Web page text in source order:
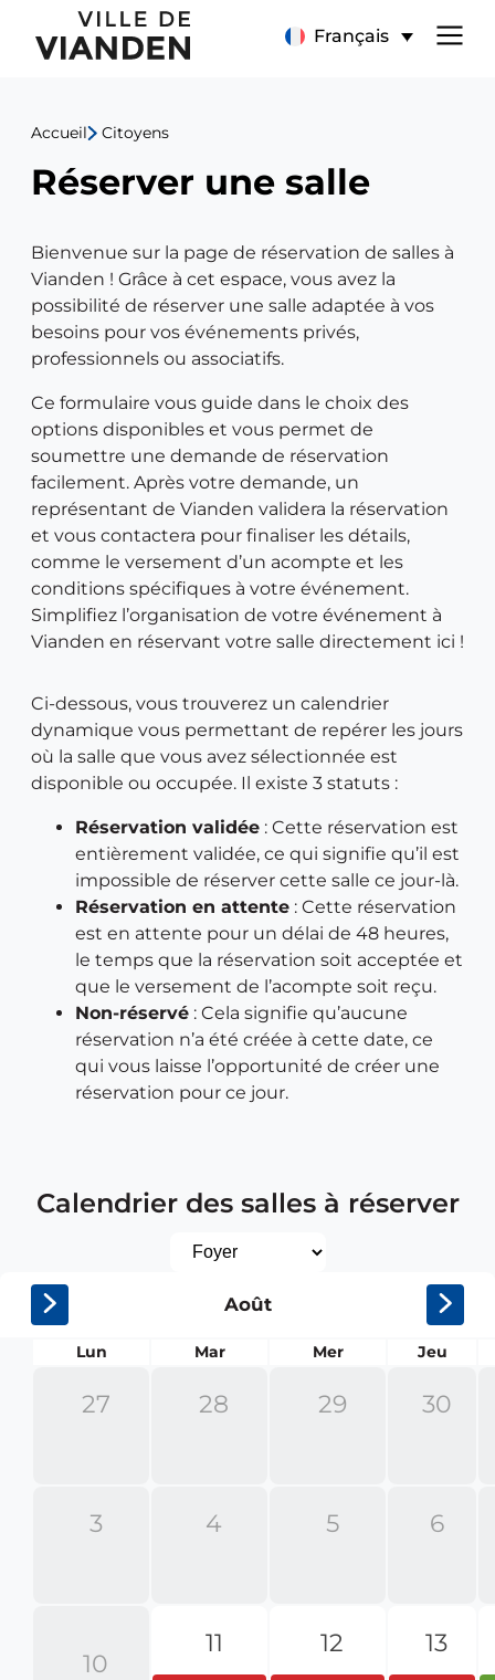
Réservation
de
salle
Français
Menu
navigation
principal
Accueil Citoyens
Réserver une salle
Bienvenue sur la page de réservation de salles à
Vianden ! Grâce à cet espace, vous avez la
possibilité de réserver une salle adaptée à vos
besoins pour vos événements privés,
professionnels ou associatifs.
Ce formulaire vous guide dans le choix des
options disponibles et vous permet de
soumettre une demande de réservation
facilement. Après votre demande, un
représentant de Vianden validera la réservation
et vous contactera pour finaliser les détails,
comme le versement d’un acompte et les
conditions spécifiques à votre événement.
Simplifiez l’organisation de votre événement à
Vianden en réservant votre salle directement ici !
Ci-dessous, vous trouverez un calendrier
dynamique vous permettant de repérer les jours
où la salle que vous avez sélectionnée est
disponible ou occupée. Il existe 3 statuts :
Réservation validée : Cette réservation est
entièrement validée, ce qui signifie qu’il est
impossible de réserver cette salle ce jour-là.
Réservation en attente : Cette réservation
est en attente pour un délai de 48 heures,
le temps que la réservation soit acceptée et
que le versement de l’acompte soit reçu.
Non-réservé : Cela signifie qu’aucune
réservation n’a été créée à cette date, ce
qui vous laisse l’opportunité de créer une
réservation pour ce jour.
Calendrier
des
salles
Calendrier des salles à réserver
Calendrier Août
Lun Mar Mer Jeu
27 28 29 30
3 4 5 6
10
11 12 13